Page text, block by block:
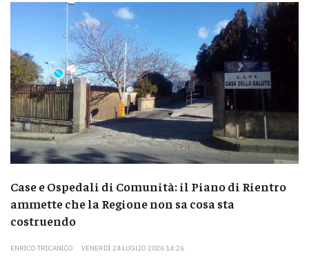
Case e Ospedali di Comunità: il Piano di Rientro
ammette che la Regione non sa cosa sta
costruendo
ENRICO TRICANICO VENERDÌ 24 LUGLIO 2026 14:26